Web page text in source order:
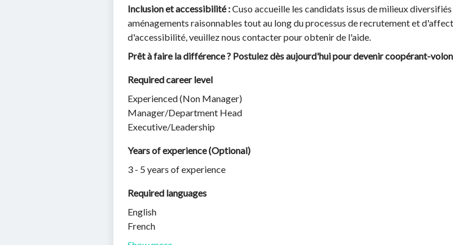
Inclusion et accessibilité :Cuso accueille les candidats issus de milieux
aménagements raisonnables tout au long du processus de recrutement et
d'accessibilité, veuillez nous contacter pour obtenir de l'aide.
Prêt à faire la différence ? Postulez dès aujourd'hui pour devenir coopérant-
Required career level
Experienced (Non Manager)
Manager/Department Head
Executive/Leadership
Years of experience (Optional)
3 - 5 years of experience
Required languages
English
French